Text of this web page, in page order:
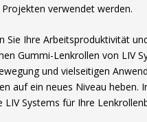
verwendet werden.
Sie Ihre Arbeitsproduktivität
Gummi-Lenkrollen von LIV
und vielseitigen
auf ein neues Niveau heben.
LIV Systems für Ihre